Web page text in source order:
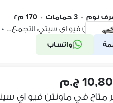
• 3 حمامات • 170 م٢
ماونتن فيو اى سيتي، التجمع… •
واتساب
ج.م